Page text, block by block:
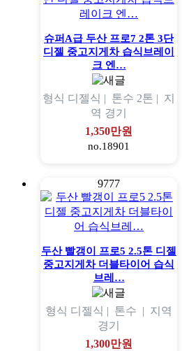
슈퍼A급 두산 프로7 2톤 3단
디젤 중고지게차 습식브레이
크 엔…
형식 디젤식 | 톤수 2톤 | 지
역 경기
1,350만원
no.18901
9777
두산 빨갱이 프로5 2.5톤 디젤
중고지게차 더블타이어 습식
브레…
형식 디젤식 | 톤수 | 지역
경기
1,300만원